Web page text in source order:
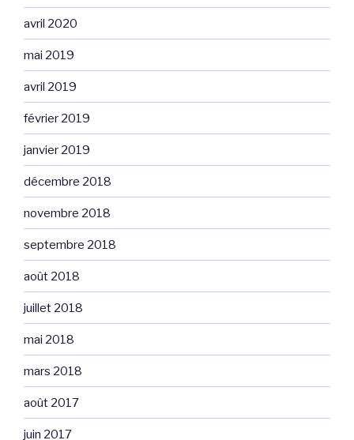
avril 2020
mai 2019
avril 2019
février 2019
janvier 2019
décembre 2018
novembre 2018
septembre 2018
août 2018
juillet 2018
mai 2018
mars 2018
août 2017
juin 2017